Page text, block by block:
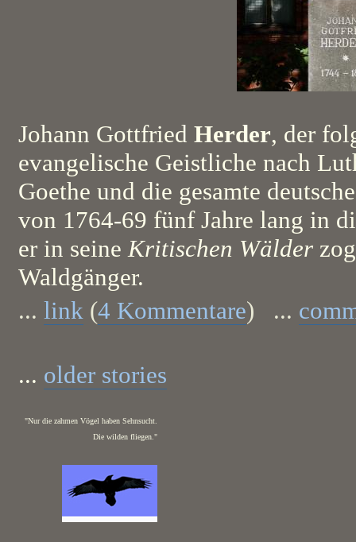
Johann Gottfried Herder, der
evangelische Geistliche nach
Goethe und die gesamte
von 1764-69 fünf Jahre lang in
er in seineKritischen Wälder
Waldgänger.
... link (4 Kommentare) ...
... older stories
"Nur die zahmen Vögel haben Sehnsucht.
Die wilden fliegen."